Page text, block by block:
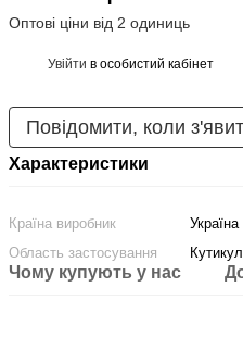
Оптові ціни від 2 одиниць
Увійти в особистий кабінет
Повідомити, коли
Характеристики
Країна виробник
Україна
Область застосування
Чому купують у нас